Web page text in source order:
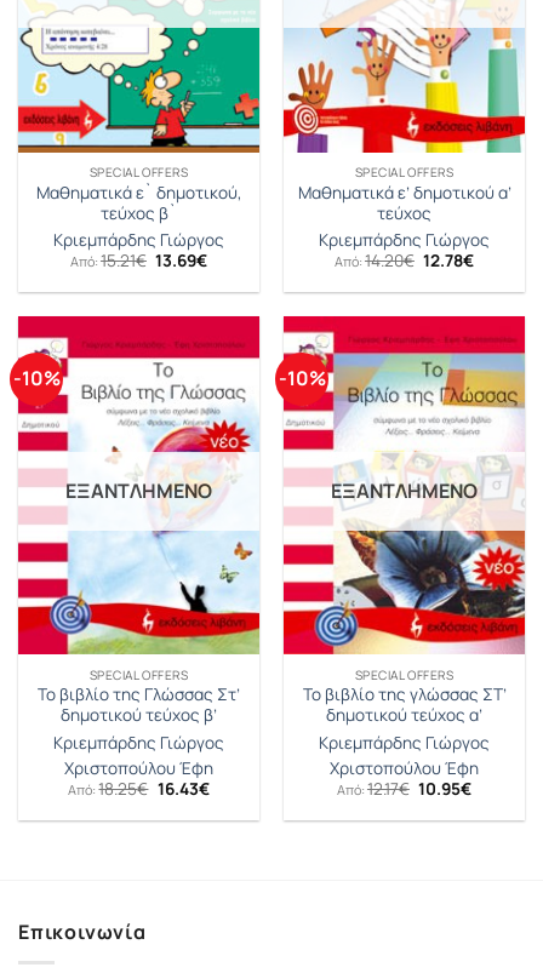
SPECIAL OFFERS
Μαθηματικά ε` δημοτικού,
τεύχος β`
Κριεμπάρδης Γιώργος
Από: 15.21€ Original
price
was:
13.69€Η
τιμή
13.69€.
SPECIAL OFFERS
Μαθηματικά ε’ δημοτικού α’
τεύχος
Κριεμπάρδης Γιώργος
Από: 14.20€ Original
price
was:
12.78€Η
τιμή
12.78€.
-10%
ΕΞΑΝΤΛΗΜΈΝΟ
SPECIAL OFFERS
Το βιβλίο της Γλώσσας Στ’
δημοτικού τεύχος β’
Κριεμπάρδης Γιώργος
Χριστοπούλου Έφη
Από:18.25€ Original
price
was:
16.43€Η
τιμή
-10%
ΕΞΑΝΤΛΗΜΈΝΟ
SPECIAL OFFERS
Το βιβλίο της γλώσσας ΣΤ’
δημοτικού τεύχος α’
Κριεμπάρδης Γιώργος
Χριστοπούλου Έφη
Από: 12.17€ Original
price
was:
10.95€Η
τιμή
Επικοινωνία